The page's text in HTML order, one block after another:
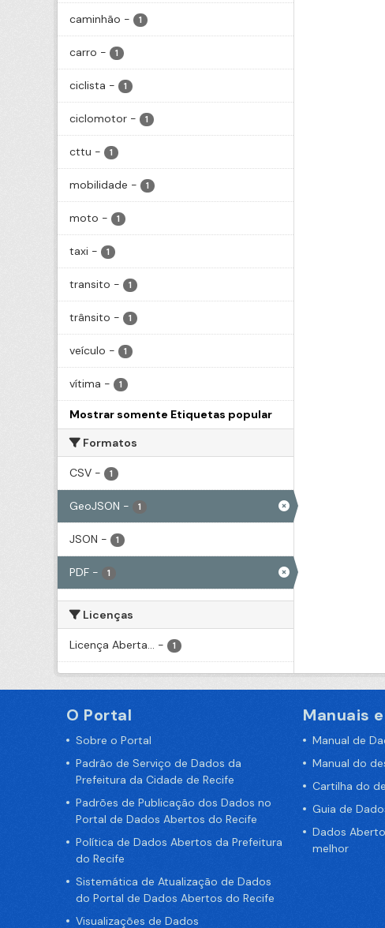
caminhão - 1
carro - 1
ciclista - 1
ciclomotor - 1
cttu - 1
mobilidade - 1
moto - 1
taxi - 1
transito - 1
trânsito - 1
veículo - 1
vítima - 1
Mostrar somente Etiquetas popular
Formatos
CSV - 1
GeoJSON - 1
JSON - 1
PDF - 1
Licenças
Licença Aberta... - 1
O Portal
Sobre o Portal
Padrão de Serviço de Dados da
Prefeitura da Cidade de Recife
Padrões de Publicação dos Dados no
Portal de Dados Abertos do Recife
Política de Dados Abertos da Prefeitura
do Recife
Sistemática de Atualização de Dados
do Portal de Dados Abertos do Recife
Visualizações de Dados
Manuais
Manual de
Manual do
Cartilha do
Guia de
Dados
melhor